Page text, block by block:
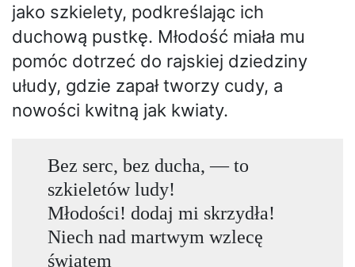
jako szkielety, podkreślając ich
duchową pustkę. Młodość miała mu
pomóc dotrzeć do rajskiej dziedziny
ułudy, gdzie zapał tworzy cudy, a
nowości kwitną jak kwiaty.
Bez serc, bez ducha, — to
szkieletów ludy!
Młodości! dodaj mi skrzydła!
Niech nad martwym wzlecę
światem